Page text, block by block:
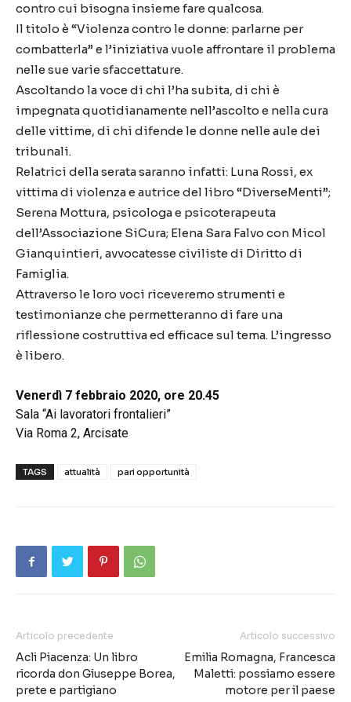
contro cui bisogna insieme fare qualcosa.
Il titolo è “Violenza contro le donne: parlarne per
combatterla” e l’iniziativa vuole affrontare il problema
nelle sue varie sfaccettature.
Ascoltando la voce di chi l’ha subita, di chi è
impegnata quotidianamente nell’ascolto e nella cura
delle vittime, di chi difende le donne nelle aule dei
tribunali.
Relatrici della serata saranno infatti: Luna Rossi, ex
vittima di violenza e autrice del libro “DiverseMenti”;
Serena Mottura, psicologa e psicoterapeuta
dell’Associazione SiCura; Elena Sara Falvo con Micol
Gianquintieri, avvocatesse civiliste di Diritto di
Famiglia.
Attraverso le loro voci riceveremo strumenti e
testimonianze che permetteranno di fare una
riflessione costruttiva ed efficace sul tema. L’ingresso
è libero.
Venerdì 7 febbraio 2020, ore 20.45
Sala “Ai lavoratori frontalieri”
Via Roma 2, Arcisate
TAGS attualità pari opportunità
Articolo precedente
Acli Piacenza: Un libro
ricorda don Giuseppe Borea,
prete e partigiano
Articolo successivo
Emilia Romagna, Francesca
Maletti: possiamo essere
motore per il paese